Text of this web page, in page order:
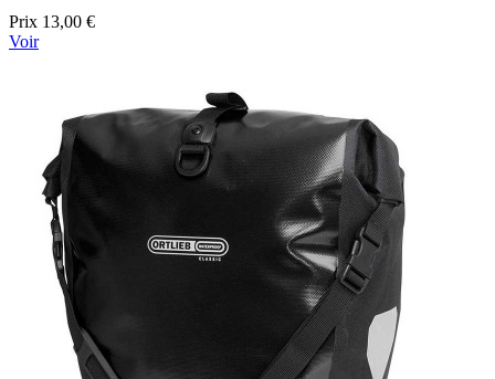
Prix 13,00 €
Voir